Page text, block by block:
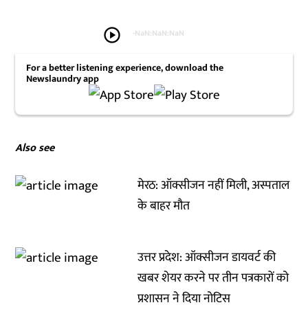
play_circle -NaN:NaN:NaN
For a better listening experience, download the
Newslaundry app
Also see
मेरठ: ऑक्सीजन नहीं मिली, अस्पताल
के बाहर मौत
उत्तर प्रदेश: ऑक्सीजन डायवर्ट की
खबर शेयर करने पर तीन पत्रकारों को
प्रशासन ने दिया नोटिस